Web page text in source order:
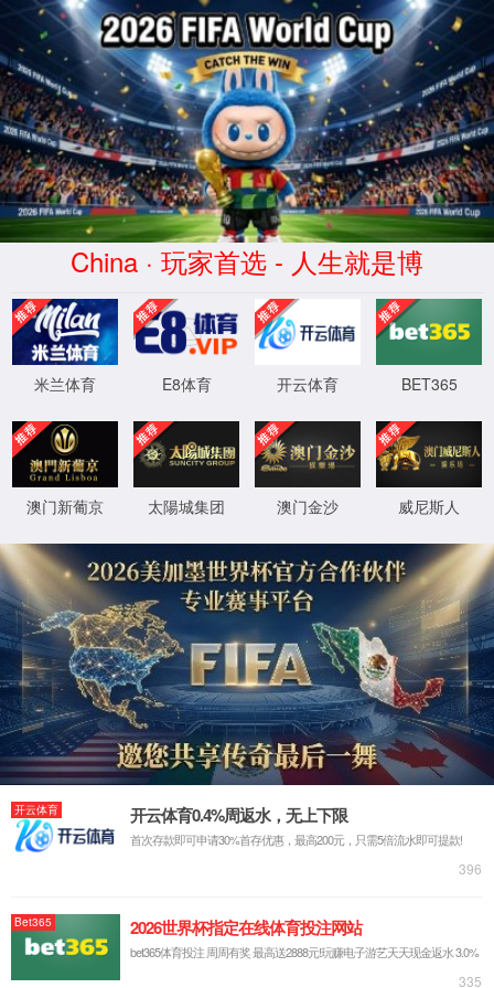
请输入您搜索的信息！
首页
党建馆
科技馆
微特电机科技博物馆
校史馆
双奥馆
视觉艺术馆
民间美术博物馆
首页/校史馆 展馆预约
展馆简介
校史馆
新时代校史展厅
展馆预约
工作动态
馆藏展示
校史馆
阅读次数：472
版权所有 © 4008云顶国际集团